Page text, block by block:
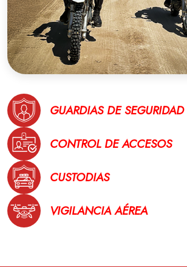
GUARDIAS DE SEGURIDAD
CONTROL DE ACCESOS
CUSTODIAS
VIGILANCIA AÉREA